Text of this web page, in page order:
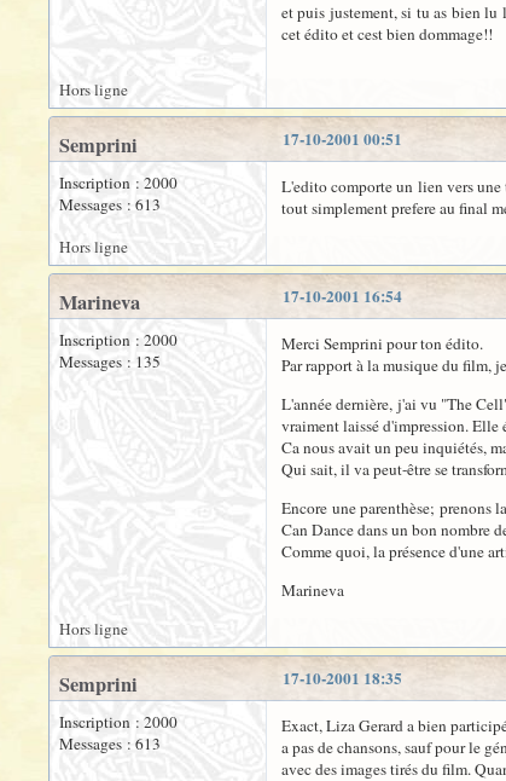
et puis justement, si tu as bien lu
cet édito et cest bien dommage!!
Hors ligne
17-10-2001 00:51
Semprini
Inscription : 2000
Messages : 613
L'edito comporte un lien vers
tout simplement prefere au final
Hors ligne
17-10-2001 16:54
Marineva
Inscription : 2000
Messages : 135
Merci Semprini pour ton édito.
Par rapport à la musique du film,
L'année dernière, j'ai vu "The
vraiment laissé d'impression. Elle
Ca nous avait un peu inquiétés,
Qui sait, il va peut-être se
Encore une parenthèse; prenons
Can Dance dans un bon nombre
Comme quoi, la présence d'une
Marineva
Hors ligne
17-10-2001 18:35
Semprini
Inscription : 2000
Messages : 613
Exact, Liza Gerard a bien
a pas de chansons, sauf pour le
avec des images tirés du film.